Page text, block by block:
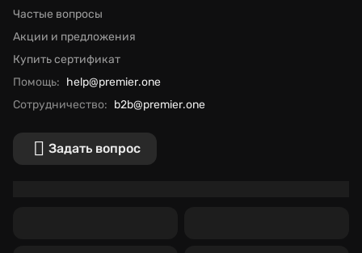
Частые вопросы
Акции и предложения
Купить сертификат
Помощь: help@premier.one
Сотрудничество: b2b@premier.one
Задать вопрос